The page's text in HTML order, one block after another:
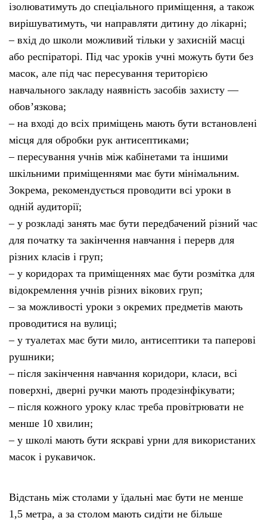
ізолюватимуть до спеціального приміщення, а також
вирішуватимуть, чи направляти дитину до лікарні;
– вхід до школи можливий тільки у захисній масці
або респіраторі. Під час уроків учні можуть бути без
масок, але під час пересування територією
навчального закладу наявність засобів захисту —
обов’язкова;
– на вході до всіх приміщень мають бути встановлені
місця для обробки рук антисептиками;
– пересування учнів між кабінетами та іншими
шкільними приміщеннями має бути мінімальним.
Зокрема, рекомендується проводити всі уроки в
одній аудиторії;
– у розкладі занять має бути передбачений різний час
для початку та закінчення навчання і перерв для
різних класів і груп;
– у коридорах та приміщеннях має бути розмітка для
відокремлення учнів різних вікових груп;
– за можливості уроки з окремих предметів мають
проводитися на вулиці;
– у туалетах має бути мило, антисептики та паперові
рушники;
– після закінчення навчання коридори, класи, всі
поверхні, дверні ручки мають продезінфікувати;
– після кожного уроку клас треба провітрювати не
менше 10 хвилин;
– у школі мають бути яскраві урни для використаних
масок і рукавичок.
Відстань між столами у їдальні має бути не менше
1,5 метра, а за столом мають сидіти не більше